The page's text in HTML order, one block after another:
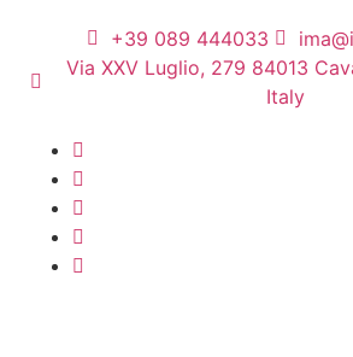
+39 089 444033
Via XXV Luglio, 279 84013
Italy